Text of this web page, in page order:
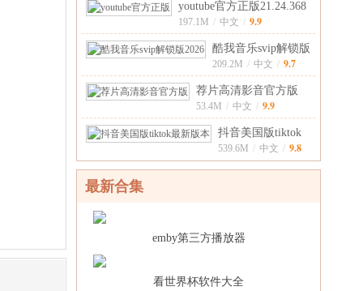
youtube官方正版21.24.368
最新
197.1M / 中文 / 9.9
酷我音乐svip解锁版
202612.1.6
209.2M / 中文 / 9.7
荐片高清影音官方版
4.2.5安卓版
53.4M / 中文 / 9.9
抖音美国版tiktok
最新版本45.7
539.6M / 中文 / 9.8
最新合集
emby第三方播放器
看世界杯软件大全